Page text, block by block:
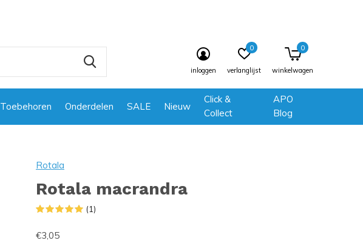
Toebehoren Onderdelen SALE Nieuw
Click &
Collect
APO
Blog
inloggen verlanglijst
0
winkelwagen
0
Rotala
Rotala macrandra
(1)
€3,05